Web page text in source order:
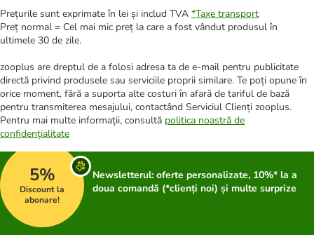
Prețurile sunt exprimate în lei și includ TVA *Taxe transport
Preț normal = Cel mai mic preț la care a fost vândut produsul în
ultimele 30 de zile.
zooplus are dreptul de a folosi adresa ta de e-mail pentru publicitate
directă privind produsele sau serviciile proprii similare. Te poți opune în
orice moment, fără a suporta alte costuri în afară de tariful de bază
pentru transmiterea mesajului, contactând Serviciul Clienți zooplus.
Pentru mai multe informații, consultă politica noastră de
confidențialitate
5%
Discount la
abonare!
Newsletterul: oferte personalizate, 10%* la a
doua comandă (*clienți noi) și multe surprize